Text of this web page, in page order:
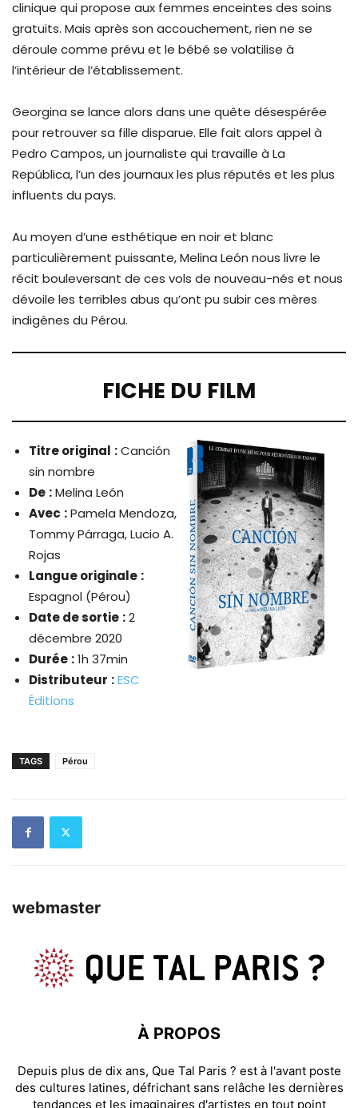
clinique qui propose aux femmes enceintes des soins
gratuits. Mais après son accouchement, rien ne se
déroule comme prévu et le bébé se volatilise à
l’intérieur de l’établissement.
Georgina se lance alors dans une quête désespérée
pour retrouver sa fille disparue. Elle fait alors appel à
Pedro Campos, un journaliste qui travaille à La
República, l’un des journaux les plus réputés et les plus
influents du pays.
Au moyen d’une esthétique en noir et blanc
particulièrement puissante, Melina León nous livre le
récit bouleversant de ces vols de nouveau-nés et nous
dévoile les terribles abus qu’ont pu subir ces mères
indigènes du Pérou.
FICHE DU FILM
Titre original :Canción
sin nombre
De :Melina León
Avec :Pamela Mendoza,
Tommy Párraga, Lucio A.
Rojas
Langue originale :
Espagnol (Pérou)
Date de sortie :2
décembre 2020
Durée :1h 37min
Distributeur :ESC
Éditions
TAGS Pérou
webmaster
À PROPOS
Depuis plus de dix ans, Que Tal Paris ? est à l'avant poste
des cultures latines, défrichant sans relâche les dernières
tendances et les imaginaires d'artistes en tout point